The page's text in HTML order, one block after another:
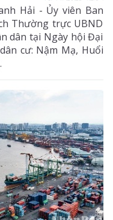
Hải - Ủy viên Ban
Thường trực UBND
dân tại Ngày hội Đại
cư: Nậm Mạ, Huổi